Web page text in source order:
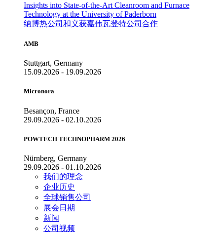
Insights into State-of-the-Art Cleanroom and Furnace
Technology at the University of Paderborn
纳博热公司和义获嘉伟瓦登特公司合作
AMB
Stuttgart, Germany
15.09.2026 - 19.09.2026
Micronora
Besançon, France
29.09.2026 - 02.10.2026
POWTECH TECHNOPHARM 2026
Nürnberg, Germany
29.09.2026 - 01.10.2026
我们的理念
企业历史
全球销售公司
展会日期
新闻
公司视频